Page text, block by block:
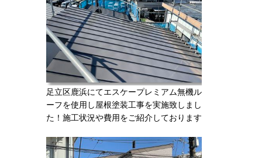
足立区鹿浜にてエスケープレミアム無機ル
ーフを使用し屋根塗装工事を実施致しまし
た！施工状況や費用をご紹介しております